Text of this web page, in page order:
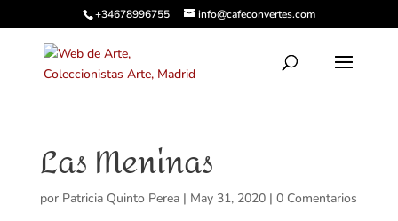
+34678996755 info@cafeconvertes.com
Las Meninas
por Patricia Quinto Perea| May 31, 2020| 0 Comentarios